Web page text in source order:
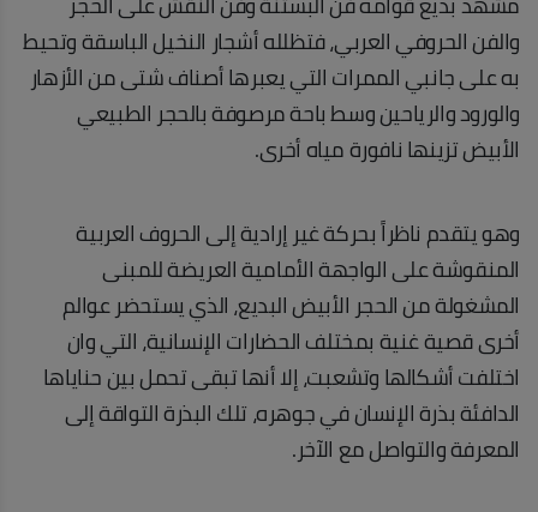
والفن الحروفي العربي، فتظلله أشجار النخيل الباسقة وتحيط
به على جانبي الممرات التي يعبرها أصناف شتى من الأزهار
والورود والرياحين وسط باحة مرصوفة بالحجر الطبيعي
الأبيض تزينها نافورة مياه أخرى.
وهو يتقدم ناظراً بحركة غير إرادية إلى الحروف العربية
المنقوشة على الواجهة الأمامية العريضة للمبنى
المشغولة من الحجر الأبيض البديع، الذي يستحضر عوالم
أخرى قصية غنية بمختلف الحضارات الإنسانية، التي وان
اختلفت أشكالها وتشعبت، إلا أنها تبقى تحمل بين حناياها
الدافئة بذرة الإنسان في جوهره، تلك البذرة التواقة إلى
المعرفة والتواصل مع الآخر.